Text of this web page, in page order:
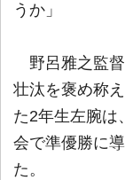
うか」
野呂雅之監督
壮汰を褒め称
た2年生左腕は
会で準優勝に
た。